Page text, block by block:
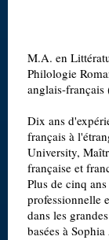
M.A. en
Philologie
anglais-
Dix ans
français à
University,
française et
Plus de cinq
professionnelle
dans les
basées à